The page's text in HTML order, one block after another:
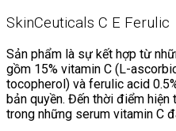
SkinCeuticals C E Ferulic
Sản phẩm là sự kết hợp từ
gồm 15% vitamin C (L-
tocopherol) và ferulic acid
bản quyền. Đến thời điểm
trong những serum vitamin C